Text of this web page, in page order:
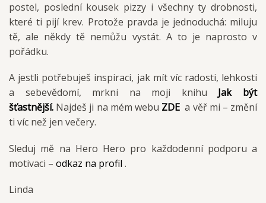
postel, poslední kousek pizzy i všechny ty drobnosti,
které ti pijí krev. Protože pravda je jednoduchá: miluju
tě, ale někdy tě nemůžu vystát. A to je naprosto v
pořádku.
A jestli potřebuješ inspiraci, jak mít víc radosti, lehkosti
a sebevědomí, mrkni na moji knihu Jak být
šťastnější. Najdeš ji na mém webu ZDE a věř mi – změní
ti víc než jen večery.
Sleduj mě na Hero Hero pro každodenní podporu a
motivaci – odkaz na profil .
Linda